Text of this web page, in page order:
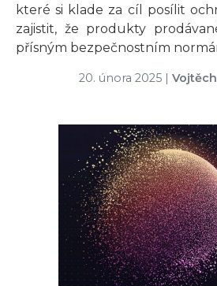
které si klade za cíl posílit
zajistit, že produkty
přísným bezpečnostním
20. února 2025 |